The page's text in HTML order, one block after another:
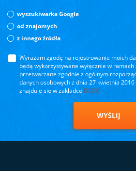
wyszukiwarka Google
od znajomych
z innego źródła
Wyrażam zgodę na rejestrowanie moich
będą wykorzystywane wyłącznie w
przetwarzane zgodnie z ogólnym
danych osobowych z dnia 27 kwietnia
znajduje się w zakładce RODO.
WYŚLIJ